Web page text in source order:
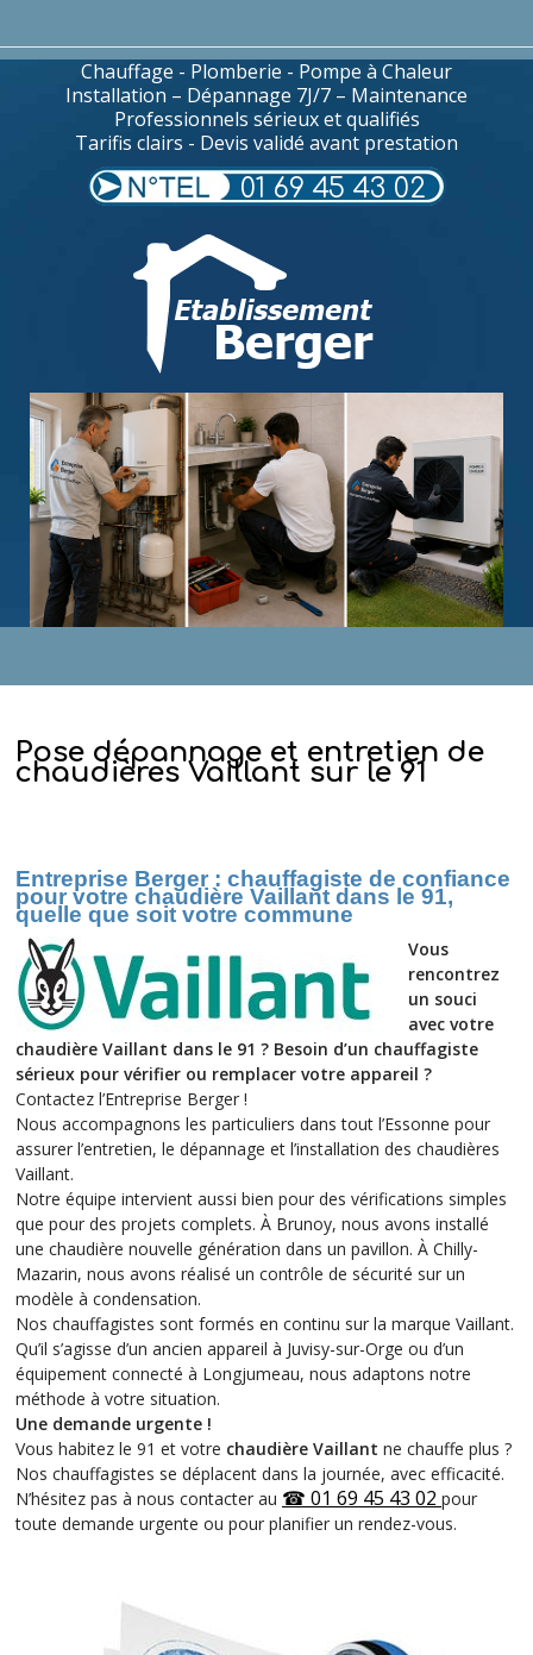
Chauffage - Plomberie - Pompe à Chaleur
Installation – Dépannage 7J/7 – Maintenance
Professionnels sérieux et qualifiés
Tarifis clairs - Devis validé avant prestation
01 69 45 43 02
Pose dépannage et entretien de
chaudières Vaillant sur le 91
Entreprise Berger : chauffagiste de confiance
pour votre chaudière Vaillant dans le 91,
quelle que soit votre commune
Vous
rencontrez
un souci
avec votre
chaudière Vaillant dans le 91 ? Besoin d’un chauffagiste
sérieux pour vérifier ou remplacer votre appareil ?
Contactez l’Entreprise Berger !
Nous accompagnons les particuliers dans tout l’Essonne pour
assurer l’entretien, le dépannage et l’installation des chaudières
Vaillant.
Notre équipe intervient aussi bien pour des vérifications simples
que pour des projets complets. À Brunoy, nous avons installé
une chaudière nouvelle génération dans un pavillon. À Chilly-
Mazarin, nous avons réalisé un contrôle de sécurité sur un
modèle à condensation.
Nos chauffagistes sont formés en continu sur la marque Vaillant.
Qu’il s’agisse d’un ancien appareil à Juvisy-sur-Orge ou d’un
équipement connecté à Longjumeau, nous adaptons notre
méthode à votre situation.
Une demande urgente !
Vous habitez le 91 et votre chaudière Vaillant ne chauffe plus ?
Nos chauffagistes se déplacent dans la journée, avec efficacité.
N’hésitez pas à nous contacter au ☎ 01 69 45 43 02 pour
toute demande urgente ou pour planifier un rendez-vous.